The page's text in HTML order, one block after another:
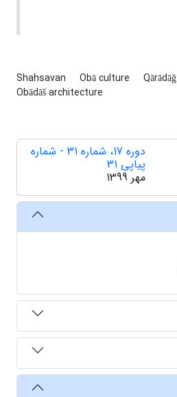
Shahsavan Obā culture Qārādāğ
Obādāš architecture
دوره 17، شماره 31 - شماره
پیاپی 31
مهر 1399